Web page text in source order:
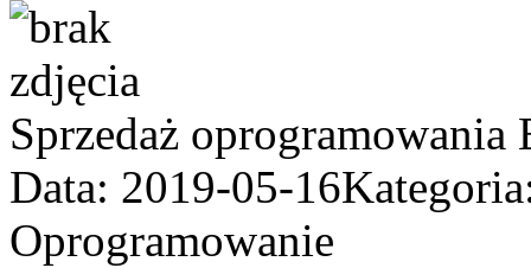
Sprzedaż
Data: 2019-05-16
Oprogramowanie